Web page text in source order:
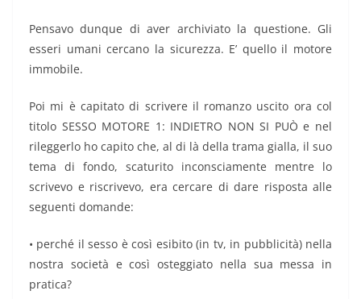
Pensavo dunque di aver archiviato la questione. Gli
esseri umani cercano la sicurezza. E’ quello il motore
immobile.
Poi mi è capitato di scrivere il romanzo uscito ora col
titolo SESSO MOTORE 1: INDIETRO NON SI PUÒ e nel
rileggerlo ho capito che, al di là della trama gialla, il suo
tema di fondo, scaturito inconsciamente mentre lo
scrivevo e riscrivevo, era cercare di dare risposta alle
seguenti domande:
• perché il sesso è così esibito (in tv, in pubblicità) nella
nostra società e così osteggiato nella sua messa in
pratica?